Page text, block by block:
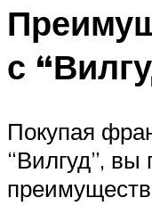
с
Покупая
“Вилгуд”, вы